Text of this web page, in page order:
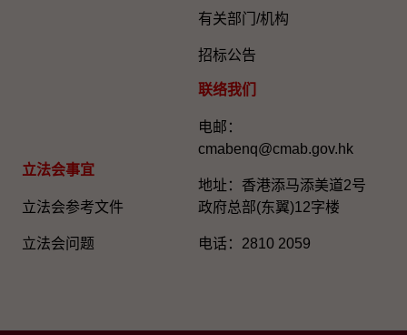
立法会事宜
立法会参考文件
立法会问题
有关部门/机构
招标公告
联络我们
电邮：
cmabenq@cmab.gov.hk​
地址：香港添马添美道2号
政府总部(东翼)12字楼
电话：2810 2059